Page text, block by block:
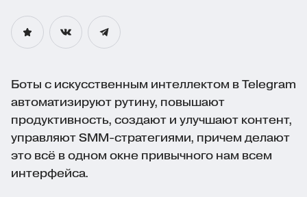
Боты с искусственным интеллектом в Telegram
автоматизируют рутину, повышают
продуктивность, создают и улучшают контент,
управляют SMM-стратегиями, причем делают
это всё в одном окне привычного нам всем
интерфейса.